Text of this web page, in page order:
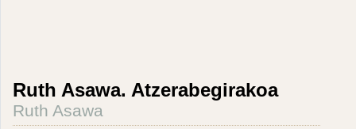
Ruth Asawa. Atzerabegirakoa
Ruth Asawa